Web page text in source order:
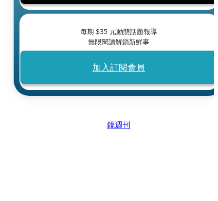
每期 $35 元動態話題報導
無限閱讀解鎖新鮮事
加入訂閱會員
鏡週刊